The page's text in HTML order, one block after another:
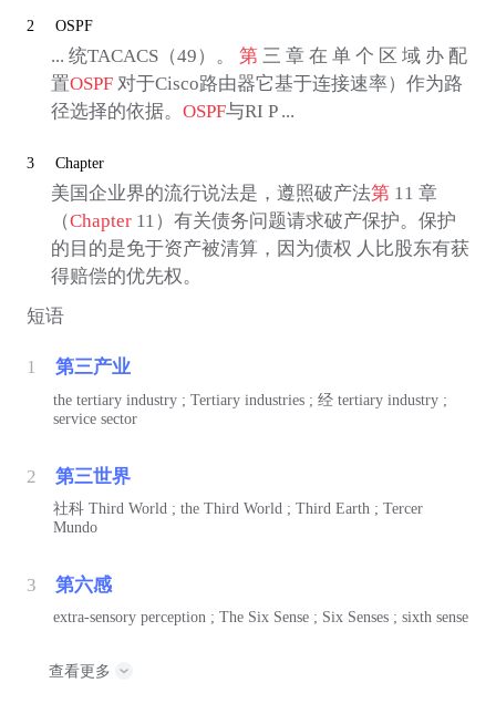
2 OSPF
... 统TACACS（49）。 第三 章 在 单 个 区 域 办 配
置OSPF对于Cisco路由器它基于连接速率）作为路
径选择的依据。 OSPF与RI P ...
3 Chapter
美国企业界的流行说法是，遵照破产法第11 章
（Chapter11）有关债务问题请求破产保护。保护
的目的是免于资产被清算，因为债权 人比股东有获
得赔偿的优先权。
短语
1 第三产业
the tertiary industry ; Tertiary industries ; 经 tertiary industry ;
service sector
2 第三世界
社科 Third World ; the Third World ; Third Earth ; Tercer
Mundo
3 第六感
extra-sensory perception ; The Six Sense ; Six Senses ; sixth sense
查看更多